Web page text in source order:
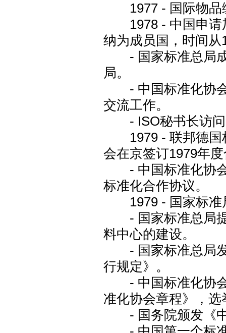
1977 - 国际物品
1978 - 中国申请
纳为成员国，时间
- 国家标准总局成
局。
- 中国标准化协会
交流工作。
- ISO秘书长访问
1979 - 联邦德国
会在京签订1979年
- 中国标准化协会
标准化合作协议。
1979 - 国家标准
- 国家标准总局提
料中心的建设。
- 国家标准总局发
行规定》。
- 中国标准化协会
准化协会章程》，
- 国务院颁发《中